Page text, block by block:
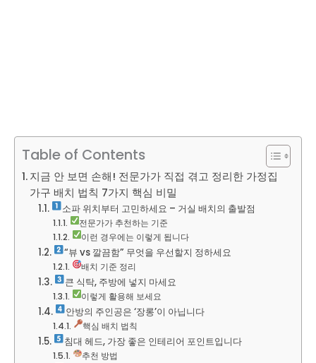
Table of Contents
지금 안 보면 손해! 전문가가 직접 겪고 정리한 가정집
가구 배치 법칙 7가지 핵심 비밀
소파 위치부터 고민하세요 – 거실 배치의 출발점
전문가가 추천하는 기준
이런 경우에는 이렇게 됩니다
“뷰 vs 깔끔함” 무엇을 우선할지 정하세요
배치 기준 정리
큰 식탁, 주방에 넣지 마세요
이렇게 활용해 보세요
안방의 주인공은 ‘장롱’이 아닙니다
핵심 배치 법칙
침대 헤드, 가장 좋은 인테리어 포인트입니다
추천 방법